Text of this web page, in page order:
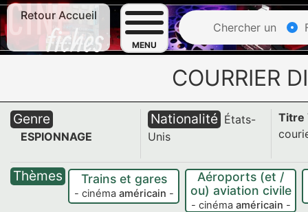
Retour Accueil
MENU
Chercher un
COURRIER
Genre
ESPIONNAGE
Nationalité États-
Unis
Titre
Thèmes Trains et gares
- cinéma américain -
Aéroports (et /
ou) aviation civile
- cinéma américain -